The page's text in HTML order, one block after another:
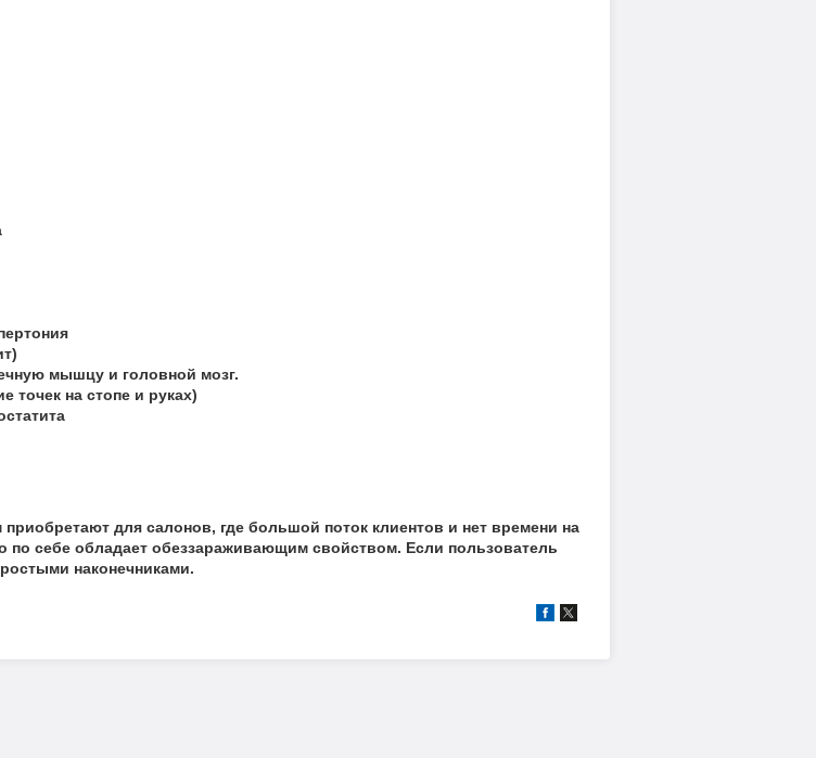
мышцу и головной мозг.
точек на стопе и руках)
для салонов, где большой поток клиентов и нет времени на
по себе обладает обеззараживающим свойством. Если пользователь
наконечниками.